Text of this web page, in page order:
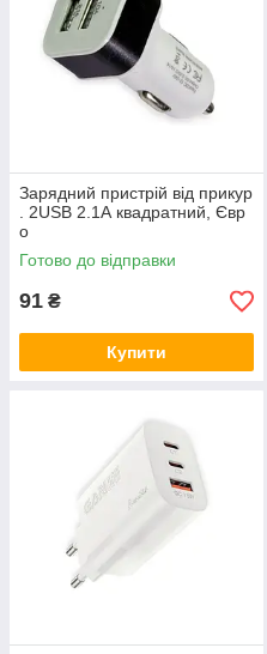
Зарядний пристрій від прикур
. 2USB 2.1А квадратний, Євр
о
Готово до відправки
91 ₴
Купити